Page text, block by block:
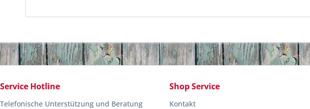
Service Hotline
Telefonische Unterstützung und Beratung
Shop Service
Kontakt